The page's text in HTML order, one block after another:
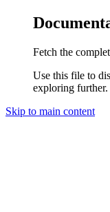
Fetch the
Use this file to
exploring further.
Skip to main content